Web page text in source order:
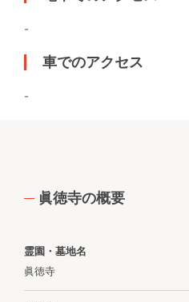
-
車でのアクセス
-
眞徳寺の概要
霊園・墓地名
眞徳寺